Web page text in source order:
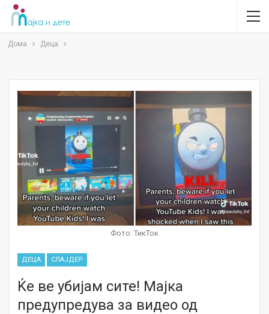
Дома Деца
Фото: ТикТок
ДЕЦА СЛАЈДЕР
Ќе ве убијам сите! Мајка
предупредува за видео од